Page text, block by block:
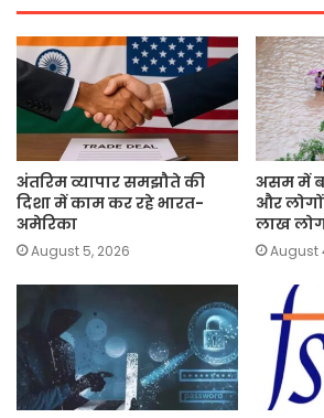
अंतरिम व्यापार समझौते की
दिशा में काम कर रहे भारत-
अमेरिका
August 5, 2026
असम में
और
लाख लोग
August